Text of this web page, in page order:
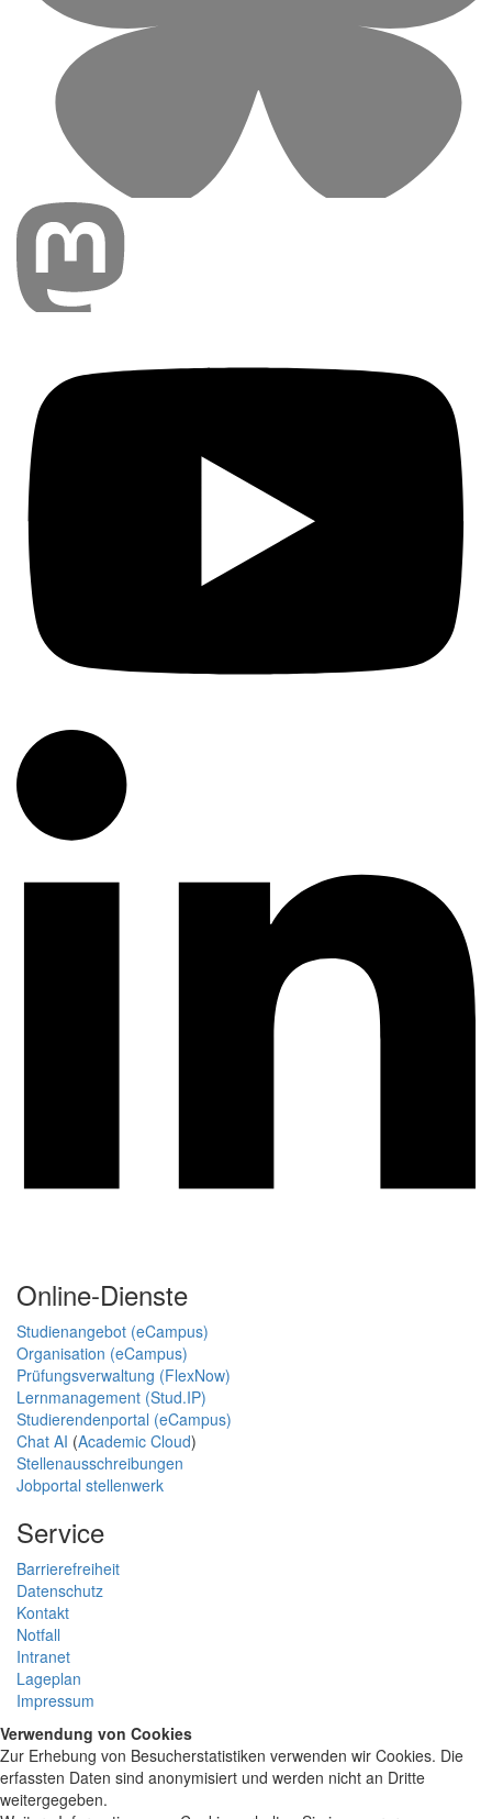
Online-Dienste
Studienangebot (eCampus)
Organisation (eCampus)
Prüfungsverwaltung (FlexNow)
Lernmanagement (Stud.IP)
Studierendenportal (eCampus)
Chat AI (Academic Cloud)
Stellenausschreibungen
Jobportal stellenwerk
Service
Barrierefreiheit
Datenschutz
Kontakt
Notfall
Intranet
Lageplan
Impressum
Verwendung von Cookies
Zur Erhebung von Besucherstatistiken verwenden wir Cookies. Die
erfassten Daten sind anonymisiert und werden nicht an Dritte
weitergegeben.